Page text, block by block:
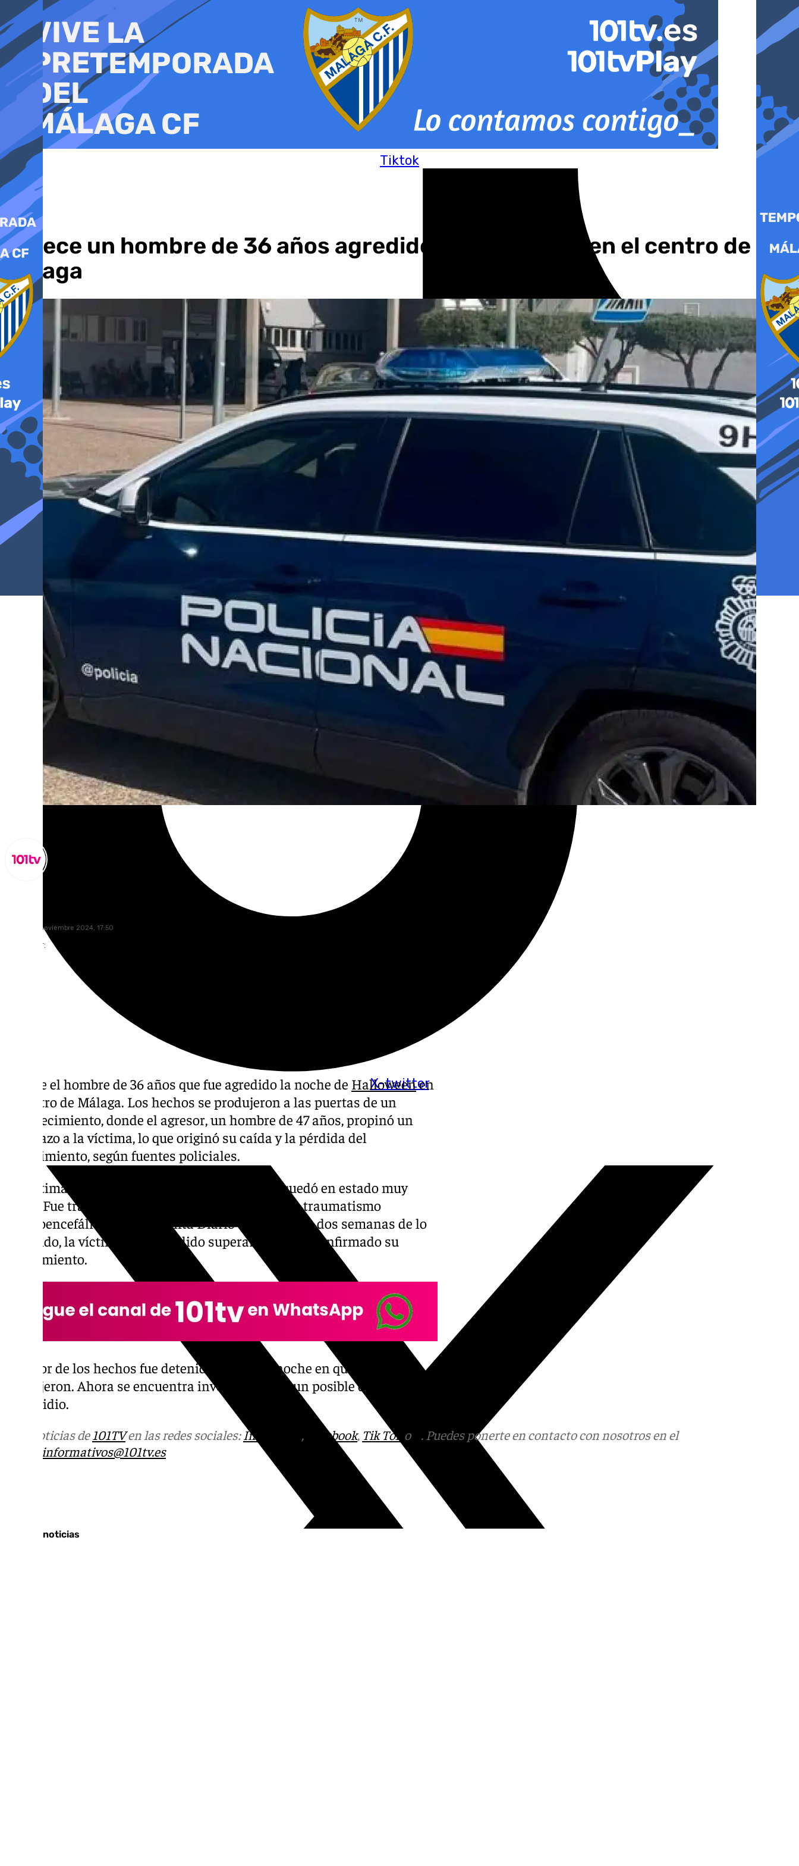
al
contenido
Tiktok
X-twitter
Fallece un hombre de 36 años agredido en Halloween en el centro de
Málaga
viernes, 15 noviembre 2024, 17:50
Compartir:
Fallece el hombre de 36 años que fue agredido la noche de Halloweenen
el centro de Málaga. Los hechos se produjeron a las puertas de un
establecimiento, donde el agresor, un hombre de 47 años, propinó un
puñetazo a la víctima, lo que originó su caída y la pérdida del
conocimiento, según fuentes policiales.
La víctima, según informó la
, quedó en estado muy
grave. Fue trasladado al Hospital Regional con un traumatismo
craneoencefálico, según apunta Diario Sur. Pasadas dos semanas de lo
sucedido, la víctima no ha podido superarlo y se ha confirmado su
fallecimiento.
El autor de los hechos fue detenido la misma noche en que se
produjeron. Ahora se encuentra investigado por un posible delito de
homicidio.
Más noticias de 101TVen las redes sociales: Instagram , Facebook, Tik Tok o
. Puedes ponerte en contacto con nosotros en el
informativos@101tv.es
Últimas noticias